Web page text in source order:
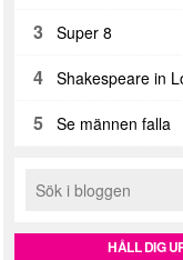
3 Super 8
4 Shakespeare in
5 Se männen falla
HÅLL DIG